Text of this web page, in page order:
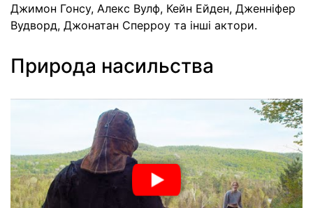
Джимон Гонсу, Алекс Вулф, Кейн Ейден, Дженніфер
Вудворд, Джонатан Сперроу та інші актори.
Природа насильства